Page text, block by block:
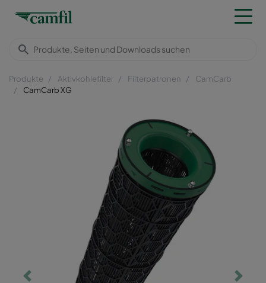
Produkte Aktivkohlefilter Filterpatronen
CamCarb
CamCarb XG